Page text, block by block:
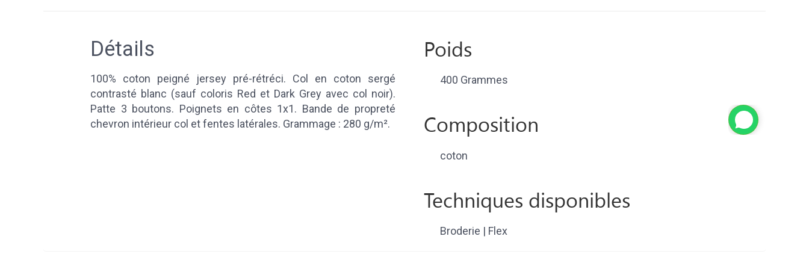
Détails
100% coton peigné jersey pré-rétréci. Col en coton sergé
contrasté blanc (sauf coloris Red et Dark Grey avec col noir).
Patte 3 boutons. Poignets en côtes 1x1. Bande de propreté
chevron intérieur col et fentes latérales. Grammage : 280 g/m².
Poids
400 Grammes
Composition
coton
Techniques disponibles
Broderie | Flex